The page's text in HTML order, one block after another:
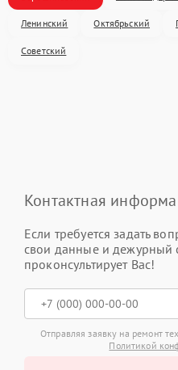
Ленинский Октябрьский
Советский
Контактная
Если требуется задать
свои данные и дежурный
проконсультирует Вас!
Отправляя заявку на ремонт
Политикой